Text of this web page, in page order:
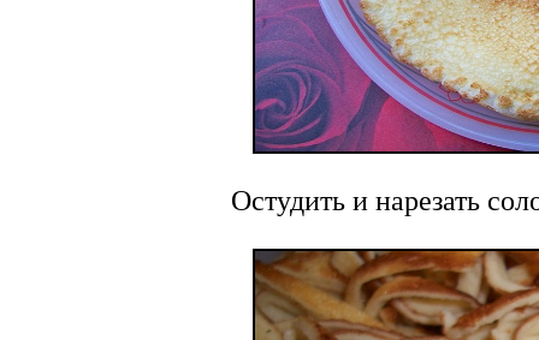
Остудить и нарезать